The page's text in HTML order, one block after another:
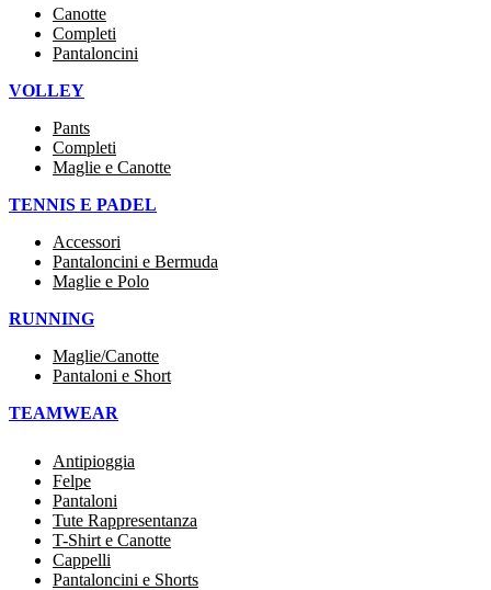
Canotte
Completi
Pantaloncini
VOLLEY
Pants
Completi
Maglie e Canotte
TENNIS E PADEL
Accessori
Pantaloncini e Bermuda
Maglie e Polo
RUNNING
Maglie/Canotte
Pantaloni e Short
TEAMWEAR
Antipioggia
Felpe
Pantaloni
Tute Rappresentanza
T-Shirt e Canotte
Cappelli
Pantaloncini e Shorts